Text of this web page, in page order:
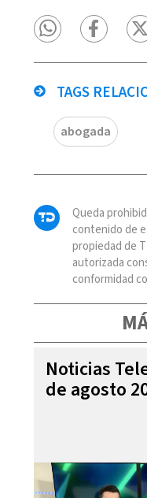
TAGS
abogada
Queda
contenido de
propiedad de
autorizada
conformidad
Noticias
de agosto